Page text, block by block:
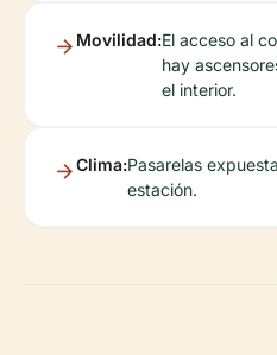
Movilidad:El acceso al
hay
el interior.
Clima:Pasarelas
estación.